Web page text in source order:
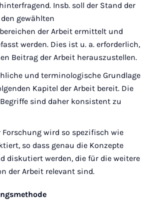
Insb. soll der Stand der
gewählten
der Arbeit ermittelt und
werden. Dies ist u. a. erforderlich,
Beitrag der Arbeit herauszustellen.
und terminologische Grundlage
Kapitel der Arbeit bereit. Die
sind daher konsistent zu
Forschung wird so spezifisch wie
so dass genau die Konzepte
diskutiert werden, die für die weitere
der Arbeit relevant sind.